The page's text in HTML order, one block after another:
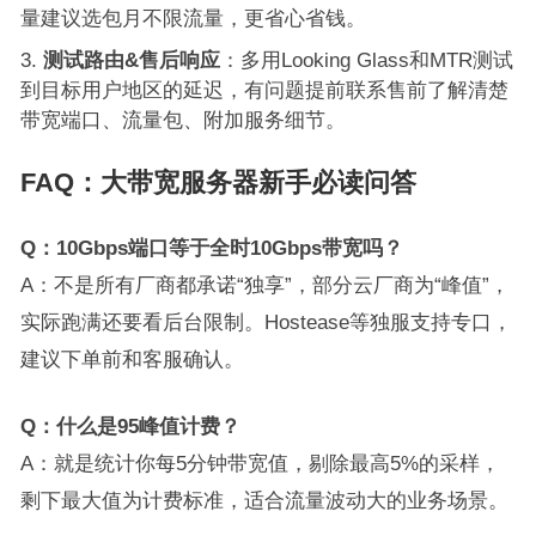
量建议选包月不限流量，更省心省钱。
测试路由&售后响应：多用Looking Glass和MTR测试
到目标用户地区的延迟，有问题提前联系售前了解清楚
带宽端口、流量包、附加服务细节。
FAQ：大带宽服务器新手必读问答
Q：10Gbps端口等于全时10Gbps带宽吗？
A：不是所有厂商都承诺“独享”，部分云厂商为“峰值”，
实际跑满还要看后台限制。Hostease等独服支持专口，
建议下单前和客服确认。
Q：什么是95峰值计费？
A：就是统计你每5分钟带宽值，剔除最高5%的采样，
剩下最大值为计费标准，适合流量波动大的业务场景。